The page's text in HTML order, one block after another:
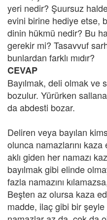
yeri nedir? Şuursuz
evini birine hediye etse,
dinin hükmü nedir? Bu
gerekir mi? Tasavvuf
bunlardan farklı mıdır?
CEVAP
Bayılmak, deli olmak ve
bozulur. Yürürken
da abdesti bozar.
Deliren veya bayılan
olunca namazlarını
aklı giden her namazı
bayılmak gibi elinde
fazla namazını
Beşten az olursa kaza
madde, ilaç gibi bir şeyle